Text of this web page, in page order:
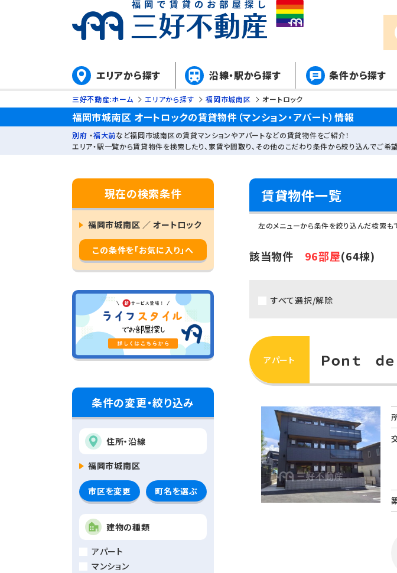
エリアから探す 沿線・駅から探す 条件から探す
三好不動産:ホーム エリアから探す 福岡市城南区 オートロック
福岡市城南区 オートロックの賃貸物件（マンション・アパート）情報
別府 ・福大前など福岡市城南区の賃貸マンションやアパートなどの賃貸物件をご紹介！
エリア・駅一覧から賃貸物件を検索したり、家賃や間取り、その他のこだわり条件から絞り込んでご希
現在の検索条件
福岡市城南区 ／ オートロック
この条件を「お気に入り」へ
条件の変更・絞り込み
住所・沿線
福岡市城南区
市区を変更 町名を選ぶ
建物の種類
アパート
マンション
賃貸物件一覧
左のメニューから条件を絞り込んだ検索も
該当物件 96部屋(64棟)
すべて選択/解除
アパート Ｐｏｎｔ ｄ